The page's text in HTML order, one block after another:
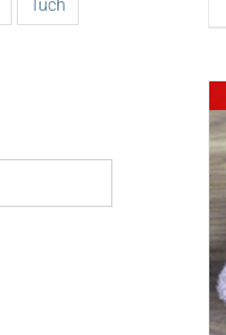
Tuch